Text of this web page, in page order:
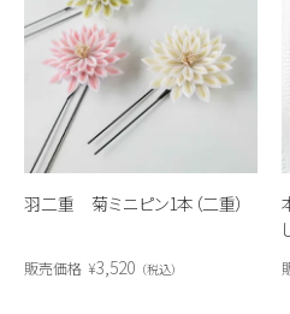
羽二重 菊ミニピン1本（二重）
販売価格 ¥3,520 税込